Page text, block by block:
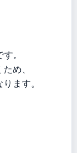
。
め、
ます。